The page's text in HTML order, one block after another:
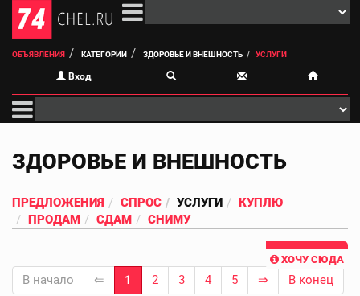
ОБЪЯВЛЕНИЯ КАТЕГОРИИ ЗДОРОВЬЕ И ВНЕШНОСТЬ УСЛУГИ
Вход
ЗДОРОВЬЕ И ВНЕШНОСТЬ
ПРЕДЛОЖЕНИЯ СПРОС УСЛУГИ
КУПЛЮ
ПРОДАМ
СДАМ СНИМУ
ХОЧУ СЮДА
В начало ⇐ 1 2 3 4 5 ⇒ В конец